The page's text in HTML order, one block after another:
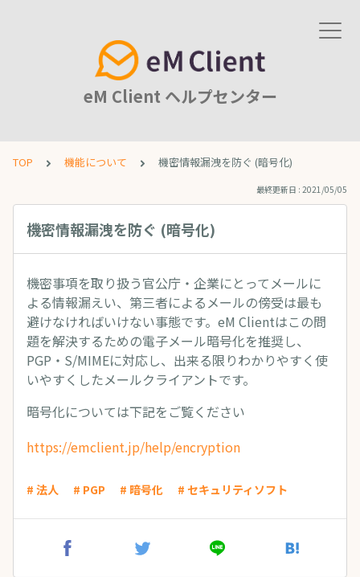
eM Client ヘルプセンター
TOP 機能について 機密情報漏洩を防ぐ (暗号化)
最終更新日 : 2021/05/05
機密情報漏洩を防ぐ (暗号化)
機密事項を取り扱う官公庁・企業にとってメールに
よる情報漏えい、第三者によるメールの傍受は最も
避けなければいけない事態です。eM Clientはこの問
題を解決するための電子メール暗号化を推奨し、
PGP・S/MIMEに対応し、出来る限りわかりやすく使
いやすくしたメールクライアントです。
暗号化については下記をご覧ください
https://emclient.jp/help/encryption
# 法人 # PGP # 暗号化 # セキュリティソフト